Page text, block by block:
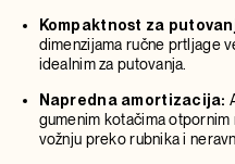
Kompaktnost za
dimenzijama ručne prtljage
idealnim za putovanja.
Napredna amortizacija:
gumenim kotačima
vožnju preko rubnika i